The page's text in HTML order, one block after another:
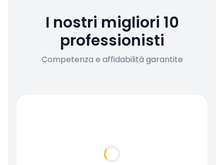
I nostri migliori 10
professionisti
Competenza e affidabilità garantite
Loading...